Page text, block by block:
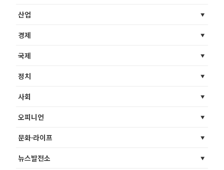
산업
경제
국제
정치
사회
오피니언
문화·라이프
뉴스발전소